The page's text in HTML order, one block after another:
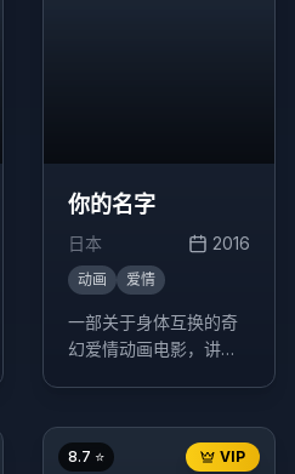
你的名字
日本 2016
动画 爱情
一部关于身体互换的奇
幻爱情动画电影，讲述
女宫水三叶，在梦中互
换身体的奇妙经历。VIP
8.7 ⭐